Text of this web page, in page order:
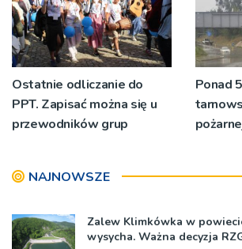
Ostatnie odliczanie do
PPT. Zapisać można się u
przewodników grup
Ponad
NAJNOWSZE
Zalew Klimkówka w
wysycha. Ważna decyzja